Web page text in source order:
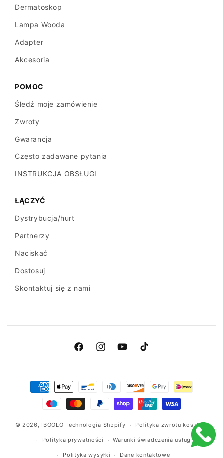
Dermatoskop
Lampa Wooda
Adapter
Akcesoria
POMOC
Śledź moje zamówienie
Zwroty
Gwarancja
Często zadawane pytania
INSTRUKCJA OBSŁUGI
ŁĄCZYĆ
Dystrybucja/hurt
Partnerzy
Naciskać
Dostosuj
Skontaktuj się z nami
FacebookInstagramYoutubeTikTok
Metody
płatności
© 2026, IBOOLOTechnologia Shopify Polityka zwrotu kosztów
Polityka prywatności Warunki świadczenia usług
Polityka wysyłki Dane kontaktowe